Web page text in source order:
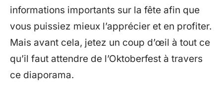
informations importants sur la fête afin que
vous puissiez mieux l’apprécier et en profiter.
Mais avant cela, jetez un coup d’œil à tout ce
qu’il faut attendre de l’Oktoberfest à travers
ce diaporama.